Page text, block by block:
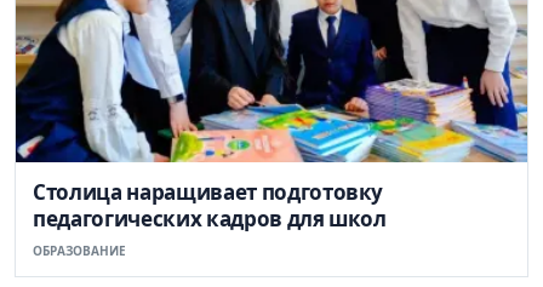
Столица наращивает подготовку
педагогических кадров для школ
ОБРАЗОВАНИЕ